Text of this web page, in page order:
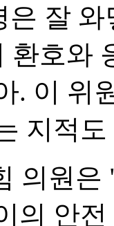
은 잘
환호와
. 이 위
지적도
의원
의 안